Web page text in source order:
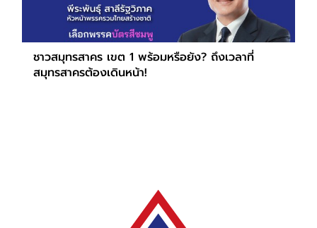
ชาวสมุทรสาคร เขต 1 พร้อมหรือยัง? ถึงเวลาที่
สมุทรสาครต้องเดินหน้า!